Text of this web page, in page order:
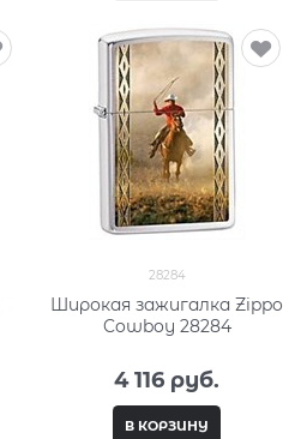
28284
Широкая зажигалка Zippo
Cowboy 28284
4 116 руб.
В КОРЗИНУ